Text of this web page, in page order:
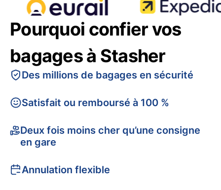
Pourquoi confier vos
bagages à Stasher
Des millions de bagages en sécurité
Satisfait ou remboursé à 100 %
Deux fois moins cher qu’une consigne
en gare
Annulation flexible